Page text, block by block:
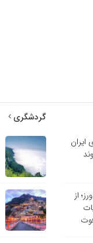
ایران
از
گردشگری